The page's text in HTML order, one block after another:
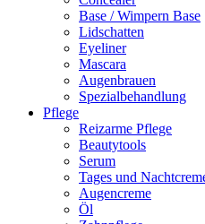
Base / Wimpern Base
Lidschatten
Eyeliner
Mascara
Augenbrauen
Spezialbehandlung
Pflege
Reizarme Pflege
Beautytools
Serum
Tages und
Augencreme
Öl